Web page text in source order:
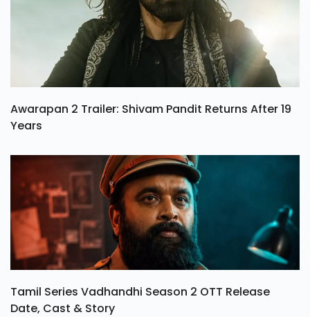
Awarapan 2 Trailer: Shivam Pandit Returns After 19
Years
Tamil Series Vadhandhi Season 2 OTT Release
Date, Cast & Story